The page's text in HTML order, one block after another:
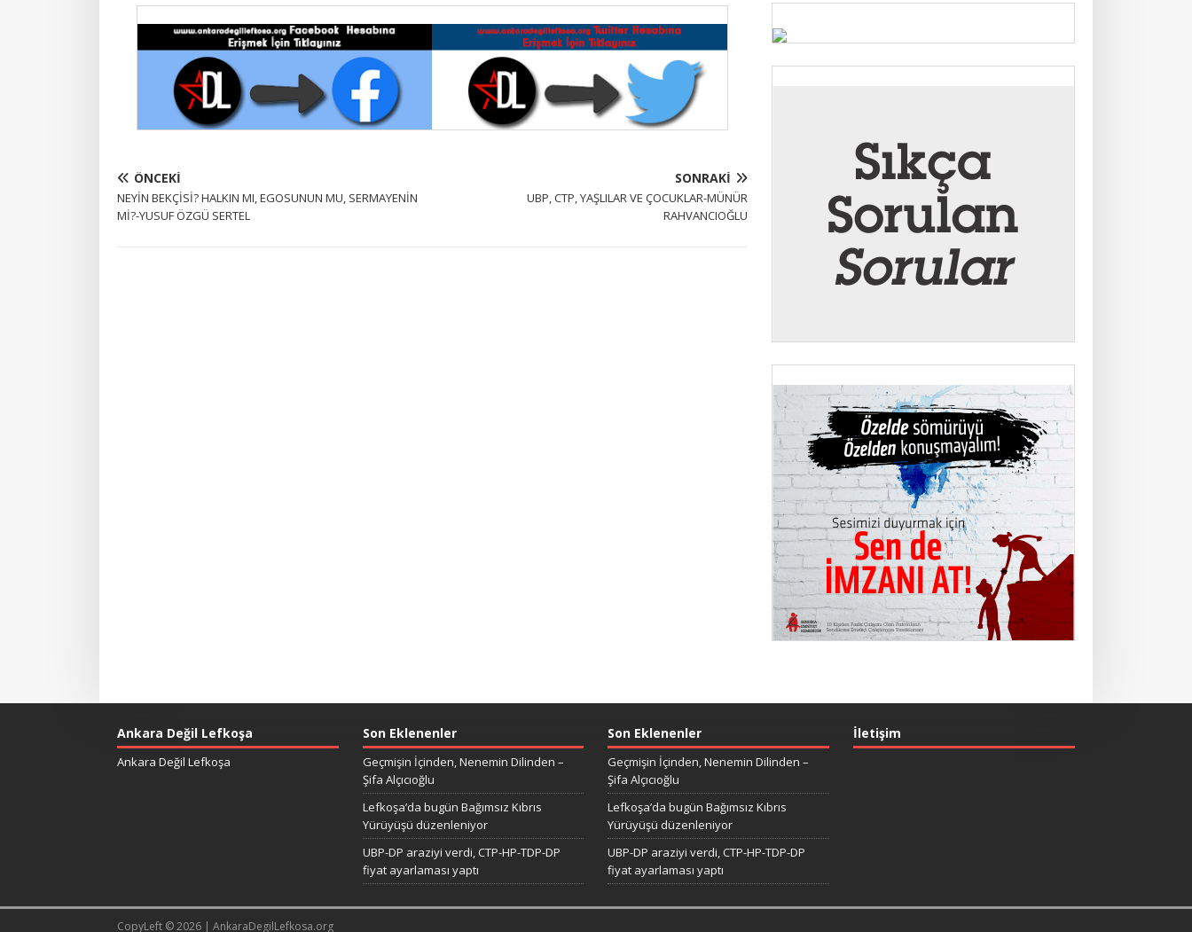
ÖNCEKI
NEYİN BEKÇİSİ? HALKIN MI, EGOSUNUN MU, SERMAYENİN
Mİ?-YUSUF ÖZGÜ SERTEL
SONRAKI
UBP, CTP, YAŞLILAR VE ÇOCUKLAR-MÜNÜR
RAHVANCIOĞLU
Ankara Değil Lefkoşa
Ankara Değil Lefkoşa
Son Eklenenler
Geçmişin İçinden, Nenemin Dilinden –
Şifa Alçıcıoğlu
Lefkoşa’da bugün Bağımsız Kıbrıs
Yürüyüşü düzenleniyor
UBP-DP araziyi verdi, CTP-HP-TDP-DP
fiyat ayarlaması yaptı
Son Eklenenler
Geçmişin İçinden, Nenemin Dilinden –
Şifa Alçıcıoğlu
Lefkoşa’da bugün Bağımsız Kıbrıs
Yürüyüşü düzenleniyor
UBP-DP araziyi verdi, CTP-HP-TDP-DP
fiyat ayarlaması yaptı
İletişim
CopyLeft © 2026 | AnkaraDegilLefkosa.org